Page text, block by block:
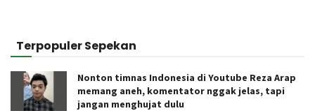
Terpopuler Sepekan
Nonton timnas Indonesia di Youtube Reza Arap
memang aneh, komentator nggak jelas, tapi
jangan menghujat dulu